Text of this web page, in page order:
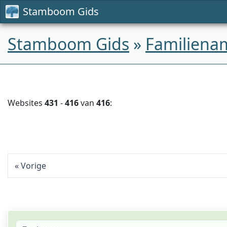
Stamboom Gids
Stamboom Gids »
Websites 431 -416van 416:
Vorige